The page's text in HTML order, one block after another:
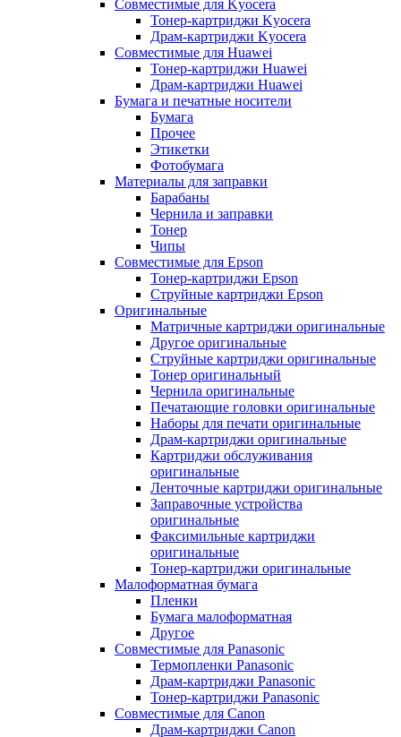
Совместимые для Kyocera
Тонер-картриджи Kyocera
Драм-картриджи Kyocera
Совместимые для Huawei
Тонер-картриджи Huawei
Драм-картриджи Huawei
Бумага и печатные носители
Бумага
Прочее
Этикетки
Фотобумага
Материалы для заправки
Барабаны
Чернила и заправки
Тонер
Чипы
Совместимые для Epson
Тонер-картриджи Epson
Струйные картриджи Epson
Оригинальные
Матричные картриджи оригинальные
Другое оригинальные
Струйные картриджи оригинальные
Тонер оригинальный
Чернила оригинальные
Печатающие головки оригинальные
Наборы для печати оригинальные
Драм-картриджи оригинальные
Картриджи обслуживания
оригинальные
Ленточные картриджи оригинальные
Заправочные устройства
оригинальные
Факсимильные картриджи
оригинальные
Тонер-картриджи оригинальные
Малоформатная бумага
Пленки
Бумага малоформатная
Другое
Совместимые для Panasonic
Термопленки Panasonic
Драм-картриджи Panasonic
Тонер-картриджи Panasonic
Совместимые для Canon
Драм-картриджи Canon